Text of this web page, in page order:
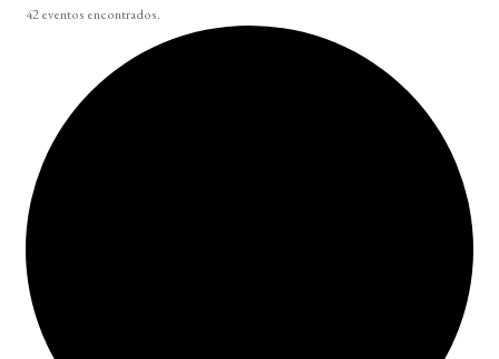
42 eventos encontrados.